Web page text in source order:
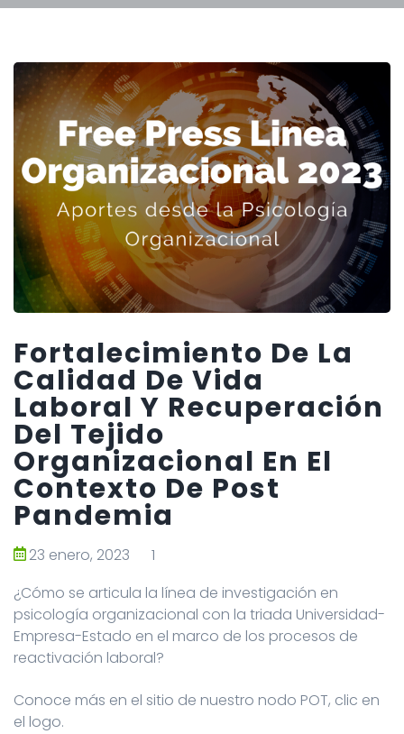
Fortalecimiento De La
Calidad De Vida
Laboral Y Recuperación
Del Tejido
Organizacional En El
Contexto De Post
Pandemia
23 enero, 2023
1
¿Cómo se articula la línea de investigación en
psicología organizacional con la triada Universidad-
Empresa-Estado en el marco de los procesos de
reactivación laboral?
Conoce más en el sitio de nuestro nodo POT, clic en
el logo.